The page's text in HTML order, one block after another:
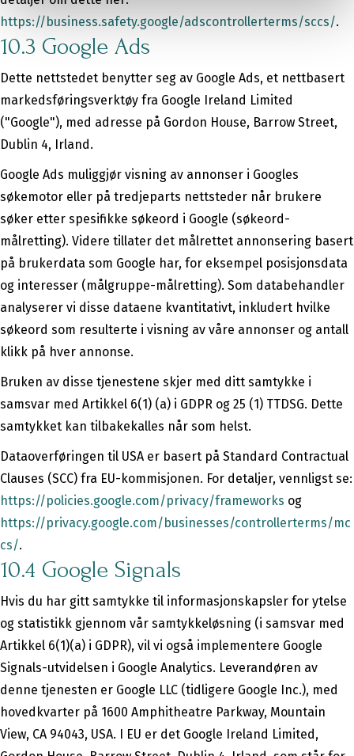
https://business.safety.google/adscontrollerterms/sccs/.
10.3 Google Ads
Dette nettstedet benytter seg av Google Ads, et nettbasert
markedsføringsverktøy fra Google Ireland Limited
("Google"), med adresse på Gordon House, Barrow Street,
Dublin 4, Irland.
Google Ads muliggjør visning av annonser i Googles
søkemotor eller på tredjeparts nettsteder når brukere
søker etter spesifikke søkeord i Google (søkeord-
målretting). Videre tillater det målrettet annonsering basert
på brukerdata som Google har, for eksempel posisjonsdata
og interesser (målgruppe-målretting). Som databehandler
analyserer vi disse dataene kvantitativt, inkludert hvilke
søkeord som resulterte i visning av våre annonser og antall
klikk på hver annonse.
Bruken av disse tjenestene skjer med ditt samtykke i
samsvar med Artikkel 6(1) (a) i GDPR og 25 (1) TTDSG. Dette
samtykket kan tilbakekalles når som helst.
Dataoverføringen til USA er basert på Standard Contractual
Clauses (SCC) fra EU-kommisjonen. For detaljer, vennligst se:
https://policies.google.com/privacy/frameworks og
https://privacy.google.com/businesses/controllerterms/mc
cs/.
10.4 Google Signals
Hvis du har gitt samtykke til informasjonskapsler for ytelse
og statistikk gjennom vår samtykkeløsning (i samsvar med
Artikkel 6(1)(a) i GDPR), vil vi også implementere Google
Signals-utvidelsen i Google Analytics. Leverandøren av
denne tjenesten er Google LLC (tidligere Google Inc.), med
hovedkvarter på 1600 Amphitheatre Parkway, Mountain
View, CA 94043, USA. I EU er det Google Ireland Limited,